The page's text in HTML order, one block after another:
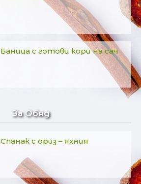
Баница с готови кори на сач
За Обяд
Спанак с ориз – яхния